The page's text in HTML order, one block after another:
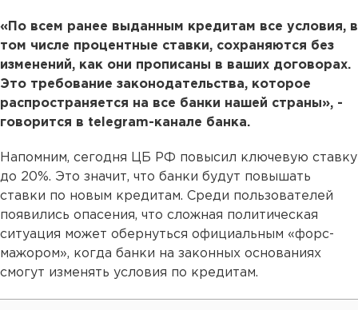
«По всем ранее выданным кредитам все условия, в
том числе процентные ставки, сохраняются без
изменений, как они прописаны в ваших договорах.
Это требование законодательства, которое
распространяется на все банки нашей страны», -
говорится в telegram-канале банка.
Напомним, сегодня ЦБ РФ повысил ключевую ставку
до 20%. Это значит, что банки будут повышать
ставки по новым кредитам. Среди пользователей
появились опасения, что сложная политическая
ситуация может обернуться официальным «форс-
мажором», когда банки на законных основаниях
смогут изменять условия по кредитам.